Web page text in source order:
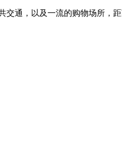
通，以及一流的购物场所，